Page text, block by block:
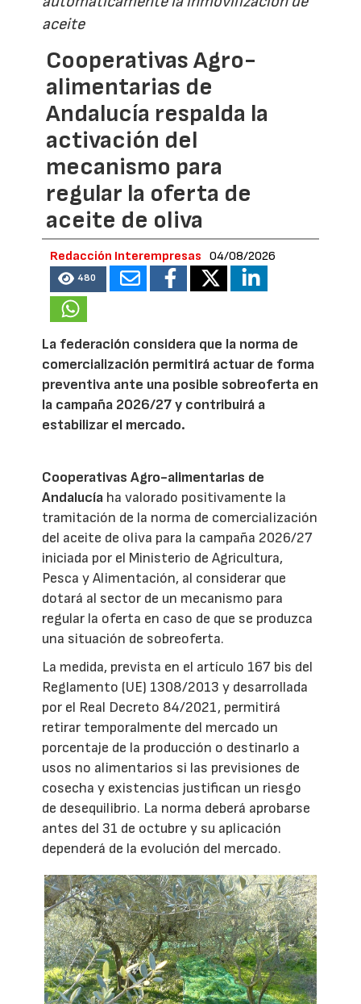
aceite
Cooperativas Agro-
alimentarias de
Andalucía respalda la
activación del
mecanismo para
regular la oferta de
aceite de oliva
Redacción Interempresas 04/08/2026
480
La federación considera que la norma de
comercialización permitirá actuar de forma
preventiva ante una posible sobreoferta en
la campaña 2026/27 y contribuirá a
estabilizar el mercado.
Cooperativas Agro-alimentarias de
Andalucía ha valorado positivamente la
tramitación de la norma de comercialización
del aceite de oliva para la campaña 2026/27
iniciada por el Ministerio de Agricultura,
Pesca y Alimentación, al considerar que
dotará al sector de un mecanismo para
regular la oferta en caso de que se produzca
una situación de sobreoferta.
La medida, prevista en el artículo 167 bis del
Reglamento (UE) 1308/2013 y desarrollada
por el Real Decreto 84/2021, permitirá
retirar temporalmente del mercado un
porcentaje de la producción o destinarlo a
usos no alimentarios si las previsiones de
cosecha y existencias justifican un riesgo
de desequilibrio. La norma deberá aprobarse
antes del 31 de octubre y su aplicación
dependerá de la evolución del mercado.